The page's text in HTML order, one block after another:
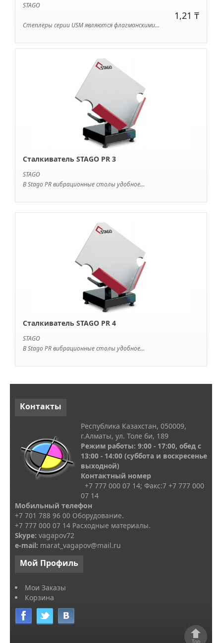
STAGO
1,21 ₸
Степлеры серии USM являются флагманскими...
Сталкиватель STAGO PR 3
STAGO
В Stago PR вибрационные столы удобное...
Сталкиватель STAGO PR 4
STAGO
В Stago PR вибрационные столы удобное...
Контакты
Республика Казахстан, 050009,
г.Алматы, ул. Толе би, 189
Режим работы: 9:00 - 17:00, обед с
13:00 - 14:00 (суббота и воскресенье
выходной)
Контактный номер
+7 777 000 07 14; Факс:7 +7 777 000
07 14
Мобильный телефон
+7 701 788 96 00 Оборудование.
+7 777 000 07 14 Расходные материалы.
Skype: vagapov72
e-mail: marat_vagapov@mail.ru
Мой Профиль
Мои Заказы
Корзина
Top